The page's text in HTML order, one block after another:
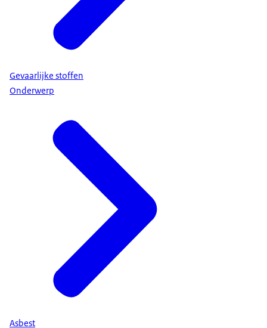
Gevaarlijke stoffen
Onderwerp
Asbest